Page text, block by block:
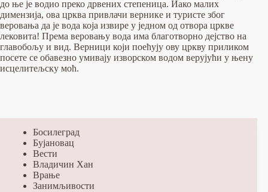
до ње је водио преко дрвених степеница. Иако малих
димензија, ова црква привлачи вернике и туристе због
веровања да је вода која извире у једном од отвора цркве
лековита! Према веровању вода има благотворно дејство на
главобољу и вид. Верници који поећују ову цркву приликом
посете се обавезно умивају изворском водом верујући у њену
исцелитељску моћ.
Босилеград
Бујановац
Вести
Владичин Хан
Врање
Занимљивости